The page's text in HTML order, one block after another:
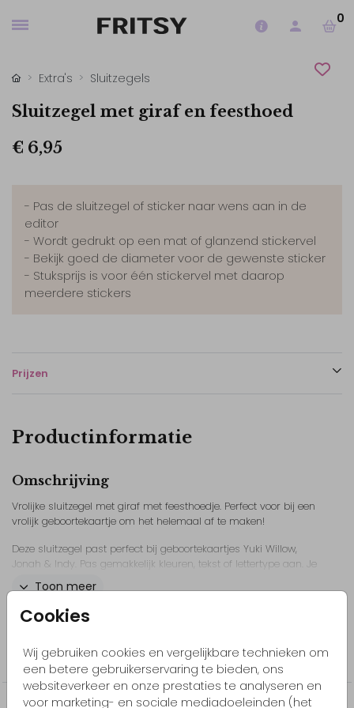
0
Cookies
Wij gebruiken cookies en vergelijkbare technieken om
een betere gebruikerservaring te bieden, ons
websiteverkeer en onze prestaties te analyseren en
voor marketing- en sociale mediadoeleinden (het
Extra's Sluitzegels
Sluitzegel met giraf en feesthoed
€ 6,95
- Pas de sluitzegel of sticker naar wens aan in de
editor
- Wordt gedrukt op een mat of glanzend stickervel
- Bekijk goed de diameter voor de gewenste sticker
- Stuksprijs is voor één stickervel met daarop
meerdere stickers
Prijzen
Productinformatie
Omschrijving
Vrolijke sluitzegel met giraf met feesthoedje. Perfect voor bij een
vrolijk geboortekaartje om het helemaal af te maken!
Deze sluitzegel past perfect bij geboortekaartjes Yuki Willow,
Jonah & Indy. Pas gemakkelijk kleuren, tekst of lettertype aan. Je
// Jonah // Indy // Yuki Willow
Toon meer
Sluitzegels